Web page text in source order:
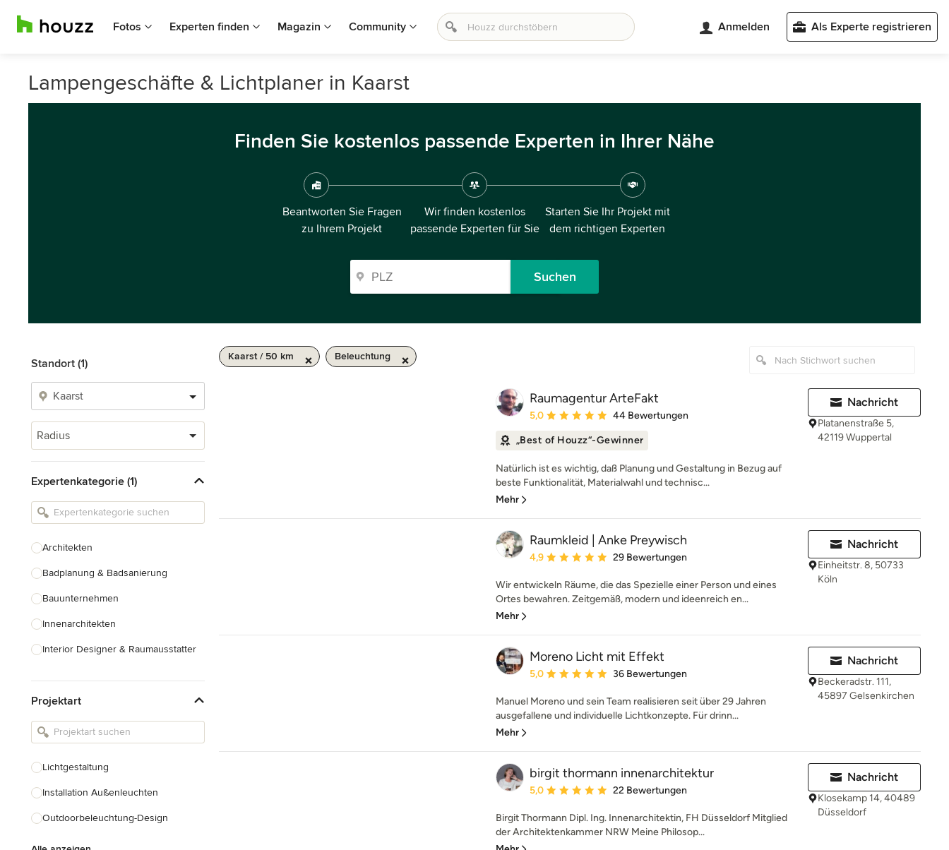
Fotos Experten finden Magazin Community Anmelden Als Experte registrieren
Lampengeschäfte & Lichtplaner in Kaarst
Finden Sie kostenlos passende Experten in Ihrer Nähe
Beantworten Sie Fragen
zu Ihrem Projekt
Wir finden kostenlos
passende Experten für Sie
Starten Sie Ihr Projekt mit
dem richtigen Experten
Suchen
Standort (1)
Radius
Expertenkategorie (1)
Architekten
Badplanung & Badsanierung
Bauunternehmen
Innenarchitekten
Interior Designer & Raumausstatter
Landschaftsarchitekten
Armaturen & Sanitärbedarf
Einbauschränke
Projektart
Lichtgestaltung
Installation Außenleuchten
Outdoorbeleuchtung-Design
Kaarst / 50 km Beleuchtung
Raumagentur ArteFakt
Durchschnittliche Bewertung: 5 von 5 Sternen
5,0 44 Bewertungen
„Best of Houzz“-Gewinner
Natürlich ist es wichtig, daß Planung und Gestaltung in Bezug auf
beste Funktionalität, Materialwahl und technisc...
Mehr
Nachricht
Platanenstraße 5,
42119 Wuppertal
Raumkleid | Anke Preywisch
Durchschnittliche Bewertung: 4.9 von 5 Sternen
4,9 29 Bewertungen
Wir entwickeln Räume, die das Spezielle einer Person und eines
Ortes bewahren. Zeitgemäß, modern und ideenreich en...
Mehr
Nachricht
Einheitstr. 8, 50733
Köln
Moreno Licht mit Effekt
Durchschnittliche Bewertung: 5 von 5 Sternen
5,0 36 Bewertungen
Manuel Moreno und sein Team realisieren seit über 29 Jahren
ausgefallene und individuelle Lichtkonzepte. Für drinn...
Mehr
Nachricht
Beckeradstr. 111,
45897 Gelsenkirchen
birgit thormann innenarchitektur
Durchschnittliche Bewertung: 5 von 5 Sternen
5,0 22 Bewertungen
Birgit Thormann Dipl. Ing. Innenarchitektin, FH Düsseldorf Mitglied
der Architektenkammer NRW Meine Philosop...
Nachricht
Klosekamp 14, 40489
Düsseldorf